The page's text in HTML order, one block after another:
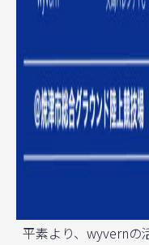
平素より、wyvernの